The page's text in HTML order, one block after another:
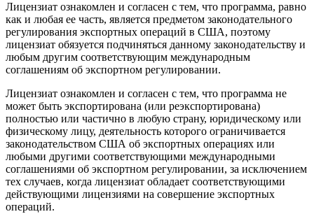
Лицензиат ознакомлен и согласен с тем, что программа, равно
как и любая ее часть, является предметом законодательного
регулирования экспортных операций в США, поэтому
лицензиат обязуется подчиняться данному законодательству и
любым другим соответствующим международным
соглашениям об экспортном регулировании.
Лицензиат ознакомлен и согласен с тем, что программа не
может быть экспортирована (или реэкспортирована)
полностью или частично в любую страну, юридическому или
физическому лицу, деятельность которого ограничивается
законодательством США об экспортных операциях или
любыми другими соответствующими международными
соглашениями об экспортном регулировании, за исключением
тех случаев, когда лицензиат обладает соответствующими
действующими лицензиями на совершение экспортных
операций.